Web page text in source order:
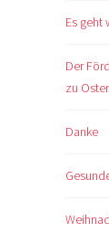
Es geht
Der
zu
Danke